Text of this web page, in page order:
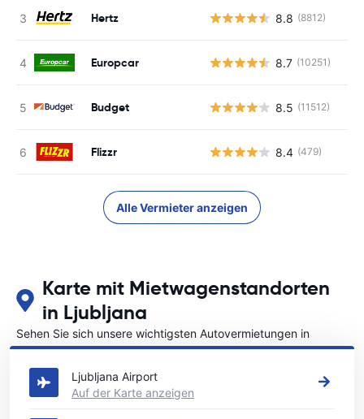
Hertz 8.8 (8812)
Europcar 8.7 (10251)
Budget 8.5 (11512)
Flizzr 8.4 (479)
Alle Vermieter anzeigen
Karte mit Mietwagenstandorten
in Ljubljana
Sehen Sie sich unsere wichtigsten Autovermietungen in
Ljubljana an
Ljubljana Airport
Auf der Karte anzeigen